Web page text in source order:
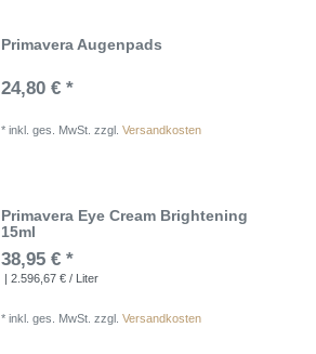
Primavera Augenpads
24,80 € *
*inkl. ges. MwSt. zzgl.Versandkosten
Primavera Eye Cream Brightening
15ml
38,95 € *
| 2.596,67 € / Liter
*inkl. ges. MwSt. zzgl.Versandkosten